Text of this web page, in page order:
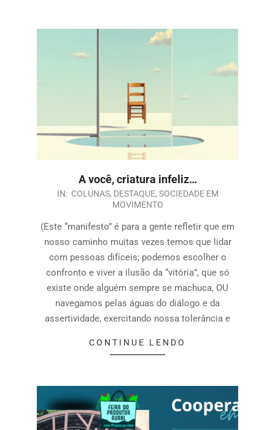
A você, criatura infeliz…
IN: COLUNAS, DESTAQUE, SOCIEDADE EM
MOVIMENTO
(Este “manifesto” é para a gente refletir que em
nosso caminho muitas vezes temos que lidar
com pessoas difíceis; podemos escolher o
confronto e viver a ilusão da “vitória”, que só
existe onde alguém sempre se machuca, OU
navegamos pelas águas do diálogo e da
assertividade, exercitando nossa tolerância e
CONTINUE LENDO